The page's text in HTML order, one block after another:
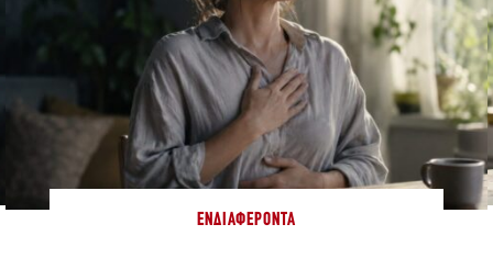
ΕΝΔΙΑΦΈΡΟΝΤΑ